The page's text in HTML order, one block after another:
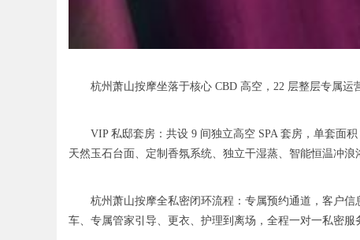
杭州萧山按摩坐落于核心 CBD 高空，22 层整层专属运
VIP 私邸套房：共设 9 间独立高空 SPA 套房，单套面积
天然玉石台面、定制香氛系统、独立干湿蒸、智能恒温冲
杭州萧山按摩全私密闭环流程：专属预约通道，客户信
车、专属管家引导、更衣、护理到离场，全程一对一私密服